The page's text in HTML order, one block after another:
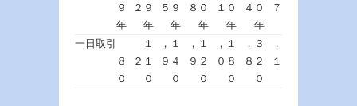
９２
年
９５
年
９８
年
０１
年
０４
年
０７
年
一日取引
８２
０
１，
１９
０
１，
４９
０
１，
２０
０
１，
８８
０
３，
２１
０